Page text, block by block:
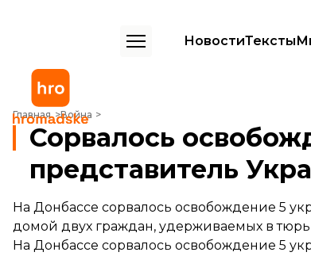
НовостиТексты
Главная Война
Сорвалось освобождение 5 украинцев из плена боевиков
Сорвалось
представитель
На Донбассе сорвалось освобождение 5
домой двух граждан, удерживаемых в
На Донбассе сорвалось освобождение 5